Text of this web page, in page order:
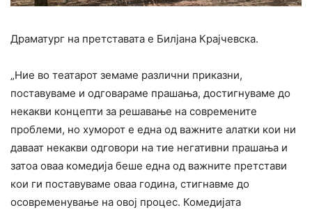
Драматург на претставата е Билјана Крајчевска.
„Ние во театарот земаме различни приказни,
поставуваме и одговараме прашања, достигнуваме до
некакви концепти за решавање на современите
проблеми, но хуморот е една од важните алатки кои ни
даваат некакви одговори на тие негативни прашања и
затоа оваа комедија беше една од важните претстави
кои ги поставуваме оваа година, стигнавме до
осовременување на овој процес. Комедијата